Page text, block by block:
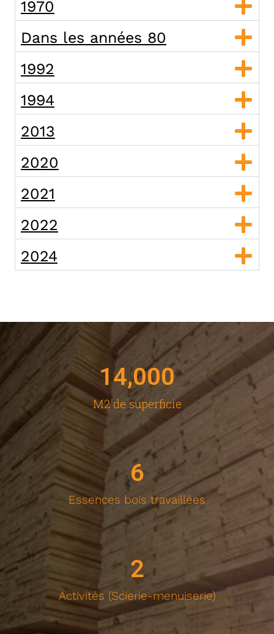
1970
Dans les années 80
1992
1994
2013
2020
2021
2022
2024
M2 de superficie
14,000
Essences bois travaillées
6
Activités (Scierie-menuiserie)
2